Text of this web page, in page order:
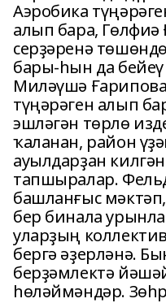
Аэробика
алып бара,
серҙәренә
бары-һын да бейеү
Миләүшә Ғарипова
түңәрәген алып
эшләгән төрлө
ҡаланан, район
ауылдарҙан
тапшыралар.
башланғыс
бер бинала
уларҙың
бергә әҙерләнә.
берҙәмлектә
һөләймәндәр.